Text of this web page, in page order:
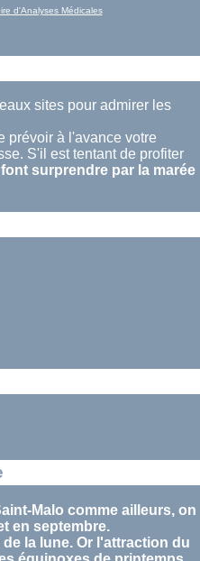
d'Analyses Médicales
sites pour admirer les
prévoir à l'avance votre
S'il est tentant de profiter
surprendre par la marée
Malo comme ailleurs, on
en septembre.
la lune. Or l'attraction du